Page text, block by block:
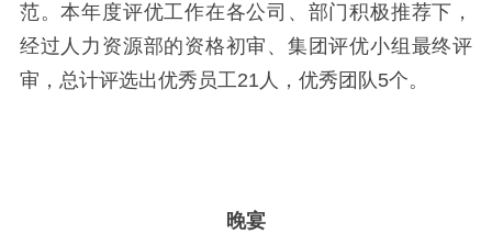
范。本年度评优工作在各公司、部门积极推荐下，
经过人力资源部的资格初审、集团评优小组最终评
审，总计评选出优秀员工21人，优秀团队5个。
晚宴